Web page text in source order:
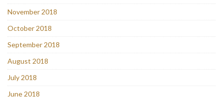
November 2018
October 2018
September 2018
August 2018
July 2018
June 2018